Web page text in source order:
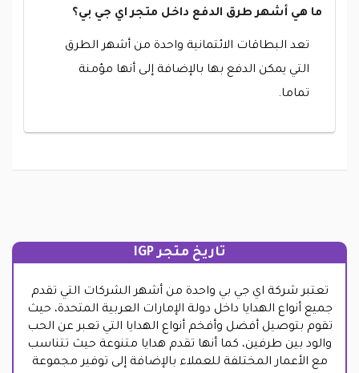
ما هي أشهر طرق الدفع داخل متجر اي جي بي؟
تعد البطاقات الائتمانية واحدة من أشهر الطرق
التي يمكن الدفع بها بالإضافة إلى أنها مؤمنة
تماما.
تاريخ متجر IGP
تعتبر شركة اي جي بي واحدة من أشهر الشركات التي تقدم
جميع أنواع الهدايا داخل دولة الإمارات العربية المتحدة، حيث
تقوم بتوصيل أفضل وأفخم أنواع الهدايا التي تعبر عن الحب
والود بين طرفين، كما أنها تقدم هدايا متنوعة حيث تتناسب
مع الأعمار المختلفة للعملاء بالإضافة إلى توفير مجموعة